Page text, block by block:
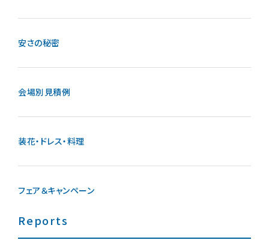
LINEで無料相談予約
安さの秘密
会場別見積例
装花・ドレス・料理
フェア＆キャンペーン
Reports